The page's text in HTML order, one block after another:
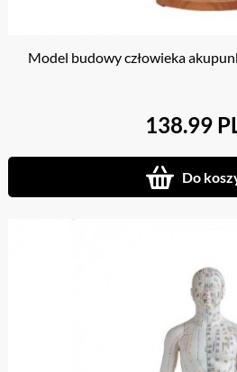
Model budowy człowieka
138.99
Do